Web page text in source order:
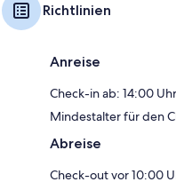
Richtlinien
Anreise
Check-in ab: 14:00
Mindestalter für den
Abreise
Check-out vor 10:00